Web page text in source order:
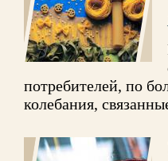
потребителей, по
колебания,